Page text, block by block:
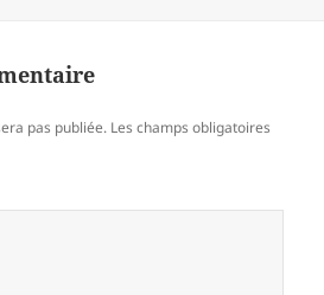
pas publiée. Les champs obligatoires